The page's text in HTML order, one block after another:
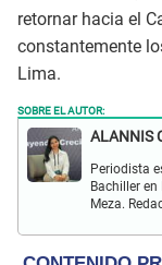
retornar hacia el
constantemente
Lima.
SOBRE EL AUTOR:
ALANNIS
Periodista
Bachiller
Meza.